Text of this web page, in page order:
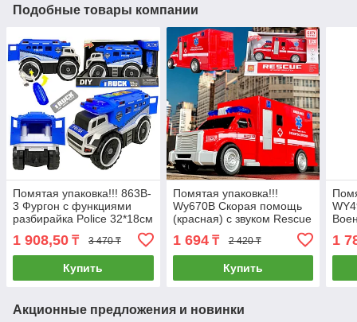
Подобные товары компании
Помятая упаковка!!! 863B-
3 Фургон с функциями
разбирайка Police 32*18см
1 908,50 ₸ 3 470 ₸
Купить
Помятая упаковка!!!
Wy670B Скорая помощь
(красная) с звуком Rescue
City Service 23*16см
1 694₸ 2 420 ₸
Купить
1
Акционные предложения и новинки